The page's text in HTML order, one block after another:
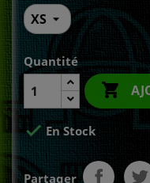
Quantité

 En Stock
Partager